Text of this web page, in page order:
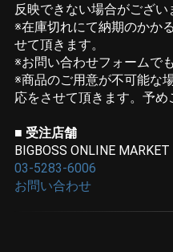
反映できない場合がござい
※在庫切れにて納期のかか
せて頂きます。
※お問い合わせフォームで
※商品のご用意が不可能な
応をさせて頂きます。予め
■ 受注店舗
BIGBOSS ONLINE MARKET
03-5283-6006
お問い合わせ